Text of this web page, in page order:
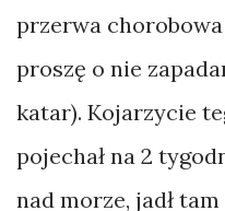
przerwa
proszę o nie
katar). Kojarzycie
pojechał na 2
nad morze, jadł